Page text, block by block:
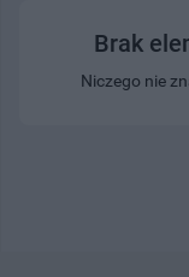
Brak
Niczego nie